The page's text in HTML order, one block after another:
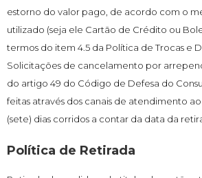
estorno do valor pago, de acordo com o
utilizado (seja ele Cartão de Crédito ou
termos do item 4.5 da Política de Trocas e
Solicitações de cancelamento por
do artigo 49 do Código de Defesa do
feitas através dos canais de atendimento
(sete) dias corridos a contar da data da
Política de Retirada